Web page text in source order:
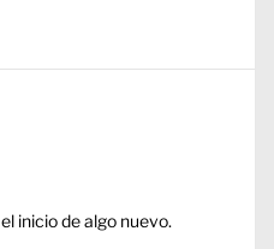
inicio de algo nuevo.